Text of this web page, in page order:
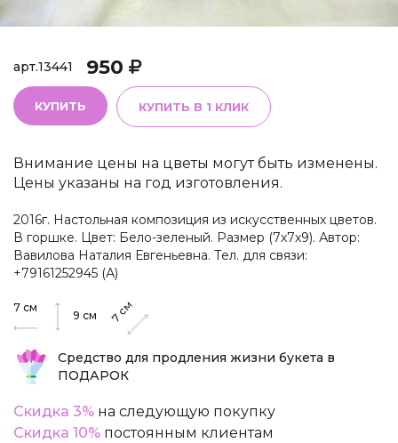
арт.13441 950
КУПИТЬ КУПИТЬ В 1 КЛИК
Внимание цены на цветы могут быть изменены.
Цены указаны на год изготовления.
2016г. Настольная композиция из искусственных цветов.
В горшке. Цвет: Бело-зеленый. Размер (7х7х9). Автор:
Вавилова Наталия Евгеньевна. Тел. для связи:
+79161252945 (А)
7 см
9 см 7
см
Средство для продления жизни букета в
ПОДАРОК
Скидка 3% на следующую покупку
Скидка 10% постоянным клиентам